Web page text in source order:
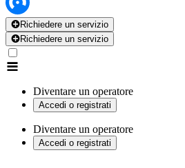
Richiedere un servizio
Richiedere un servizio
Diventare un operatore
Accedi o registrati
Diventare un operatore
Accedi o registrati